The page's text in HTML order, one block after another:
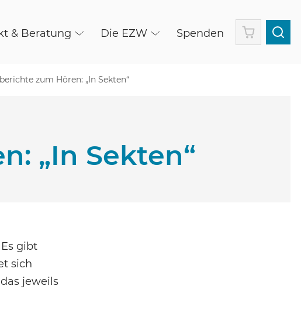
& Beratung Die EZW Spenden Warenkorb
zum Hören: „In Sekten“
„In Sekten“
gibt
sich
jeweils